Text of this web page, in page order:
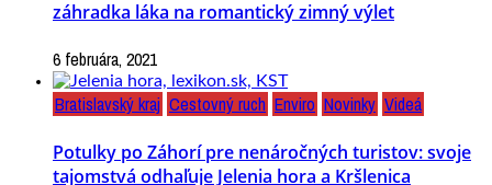
záhradka láka na romantický zimný výlet
6 februára, 2021
Bratislavský kraj Cestovný ruch Enviro Novinky Videá
Potulky po Záhorí pre nenáročných turistov: svoje
tajomstvá odhaľuje Jelenia hora a Kršlenica